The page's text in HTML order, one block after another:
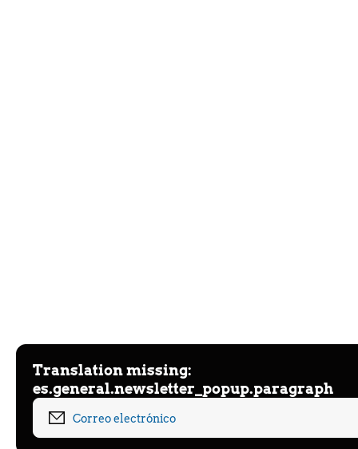
Translation missing:
es.general.newsletter_popup.paragraph
Correo electrónico